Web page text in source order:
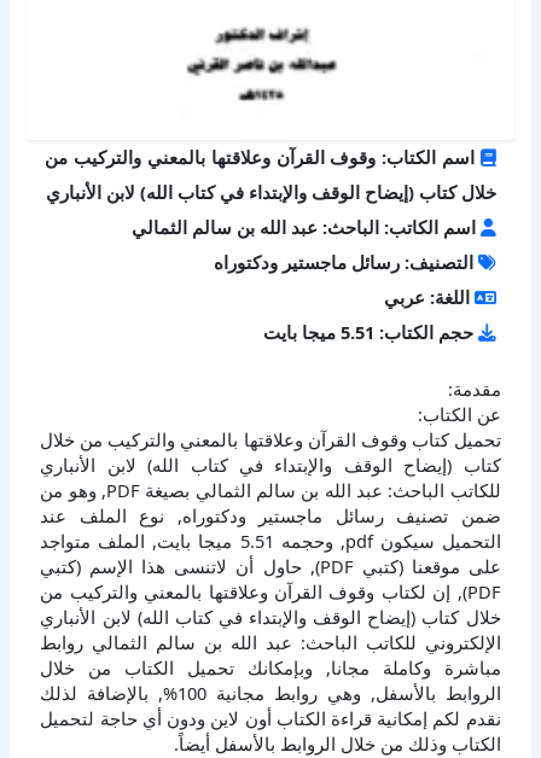
اسم الكتاب: وقوف القرآن وعلاقتها بالمعني والتركيب من
خلال كتاب (إيضاح الوقف والإبتداء في كتاب الله) لابن الأنباري
اسم الكاتب: الباحث: عبد الله بن سالم الثمالي
التصنيف: رسائل ماجستير ودكتوراه
اللغة: عربي
حجم الكتاب: 5.51 ميجا بايت
مقدمة:
عن الكتاب:
تحميل كتاب وقوف القرآن وعلاقتها بالمعني والتركيب من خلال
كتاب (إيضاح الوقف والإبتداء في كتاب الله) لابن الأنباري
للكاتب الباحث: عبد الله بن سالم الثمالي بصيغة PDF, وهو من
ضمن تصنيف رسائل ماجستير ودكتوراه, نوع الملف عند
التحميل سيكون pdf, وحجمه 5.51 ميجا بايت, الملف متواجد
على موقعنا (كتبي PDF), حاول أن لاتنسى هذا الإسم (كتبي
PDF), إن لكتاب وقوف القرآن وعلاقتها بالمعني والتركيب من
خلال كتاب (إيضاح الوقف والإبتداء في كتاب الله) لابن الأنباري
الإلكتروني للكاتب الباحث: عبد الله بن سالم الثمالي روابط
مباشرة وكاملة مجانا, وبإمكانك تحميل الكتاب من خلال
الروابط بالأسفل, وهي روابط مجانية 100%, بالإضافة لذلك
نقدم لكم إمكانية قراءة الكتاب أون لاين ودون أي حاجة لتحميل
الكتاب وذلك من خلال الروابط بالأسفل أيضاً.